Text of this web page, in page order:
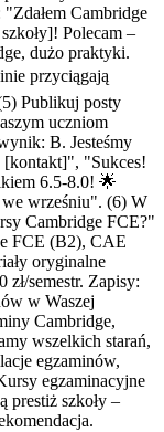
Cambridge
Polecam –
dużo praktyki.
przyciągają
Publikuj posty
uczniom
B. Jesteśmy
[kontakt]", "Sukces!
6.5-8.0! 🌟
we wrześniu". (6) W
Cambridge FCE?"
FCE (B2), CAE
oryginalne
semestr. Zapisy:
w Waszej
Cambridge,
wszelkich starań,
egzaminów,
egzaminacyjne
prestiż szkoły –